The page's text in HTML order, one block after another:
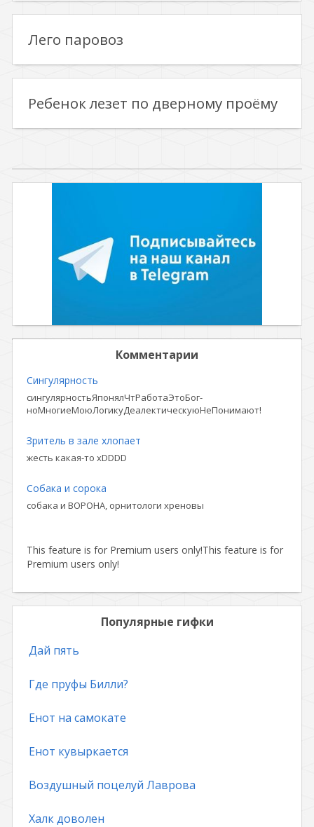
Лего паровоз
Ребенок лезет по дверному проёму
Комментарии
Сингулярность
сингулярностьЯпонялЧтРаботаЭтоБог-
ноМногиеМоюЛогикуДеалектическуюНеПонимают!
Зритель в зале хлопает
жесть какая-то xDDDD
Собака и сорока
собака и ВОРОНА, орнитологи хреновы
This feature is for Premium users only!This feature is for
Premium users only!
Популярные гифки
Дай пять
Где пруфы Билли?
Енот на самокате
Енот кувыркается
Воздушный поцелуй Лаврова
Халк доволен